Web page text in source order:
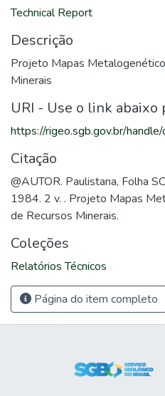
Technical Report
Descrição
Projeto Mapas
Minerais
URI - Use o link abaixo
https://rigeo.sgb.gov.br/
Citação
@AUTOR. Paulistana, Folha
1984. 2 v. . Projeto Mapas
de Recursos Minerais.
Coleções
Relatórios Técnicos
Página do item completo